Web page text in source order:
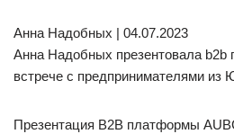
Анна Надобных | 04.07.2023
Анна Надобных презентовала b2b
встрече с предпринимателями из
Презентация B2B платформы